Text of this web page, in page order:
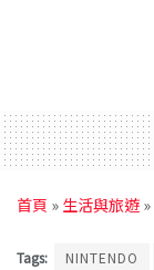
首頁 » 生活與旅遊 »
Tags: NINTENDO